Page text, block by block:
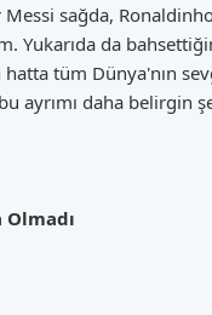
sağda,
Yukarıda da
hatta tüm Dünya'nın
ayrımı daha belirgin